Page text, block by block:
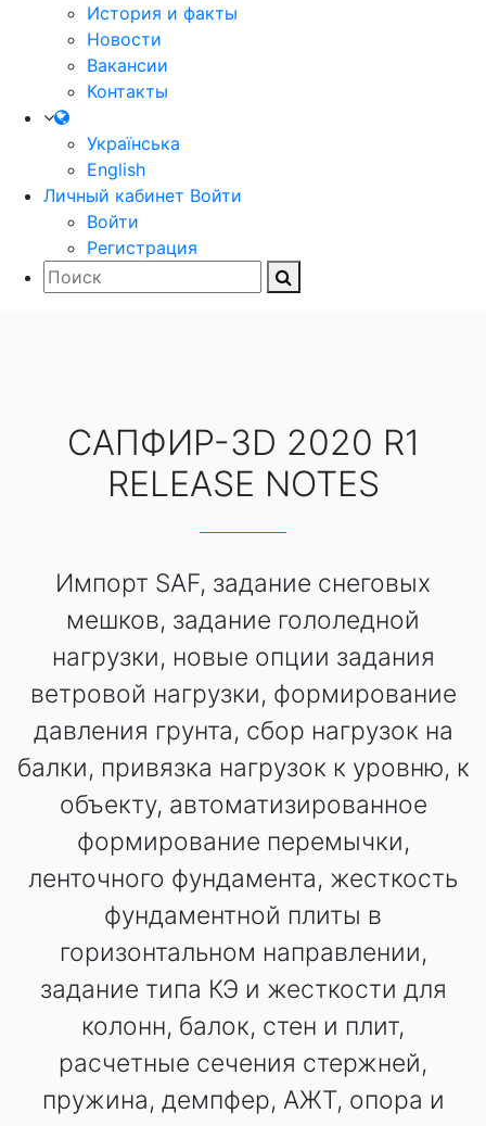
История и факты
Новости
Вакансии
Контакты
Українська
English
Личный кабинет Войти
Войти
Регистрация
САПФИР-3D 2020 R1
RELEASE NOTES
Импорт SAF, задание снеговых
мешков, задание гололедной
нагрузки, новые опции задания
ветровой нагрузки, формирование
давления грунта, сбор нагрузок на
балки, привязка нагрузок к уровню, к
объекту, автоматизированное
формирование перемычки,
ленточного фундамента, жесткость
фундаментной плиты в
горизонтальном направлении,
задание типа КЭ и жесткости для
колонн, балок, стен и плит,
расчетные сечения стержней,
пружина, демпфер, АЖТ, опора и